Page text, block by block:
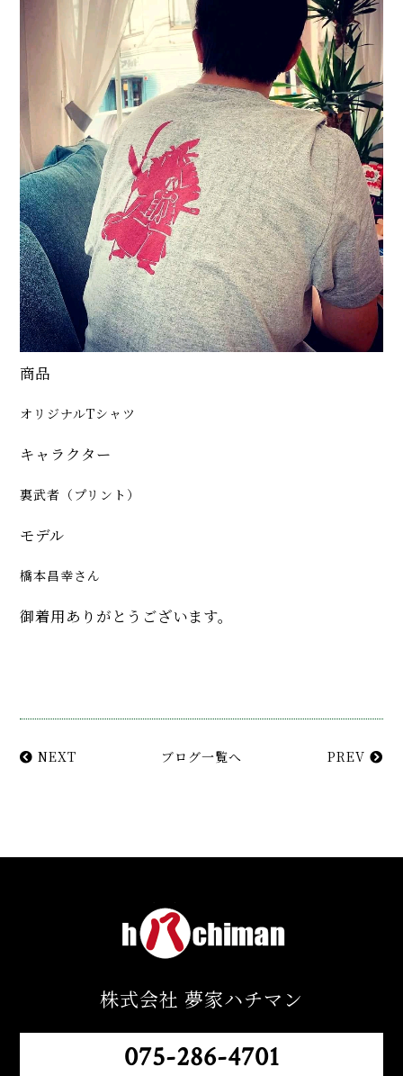
商品
オリジナルTシャツ
キャラクター
裏武者（プリント）
モデル
橋本昌幸さん
御着用ありがとうございます。
NEXT ブログ一覧へ PREV
株式会社 夢家ハチマン
075-286-4701